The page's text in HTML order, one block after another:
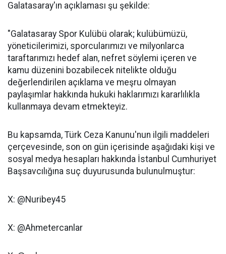
Galatasaray'ın açıklaması şu şekilde:
"Galatasaray Spor Kulübü olarak; kulübümüzü,
yöneticilerimizi, sporcularımızı ve milyonlarca
taraftarımızı hedef alan, nefret söylemi içeren ve
kamu düzenini bozabilecek nitelikte olduğu
değerlendirilen açıklama ve meşru olmayan
paylaşımlar hakkında hukuki haklarımızı kararlılıkla
kullanmaya devam etmekteyiz.
Bu kapsamda, Türk Ceza Kanunu'nun ilgili maddeleri
çerçevesinde, son on gün içerisinde aşağıdaki kişi ve
sosyal medya hesapları hakkında İstanbul Cumhuriyet
Başsavcılığına suç duyurusunda bulunulmuştur:
X: @Nuribey45
X: @Ahmetercanlar